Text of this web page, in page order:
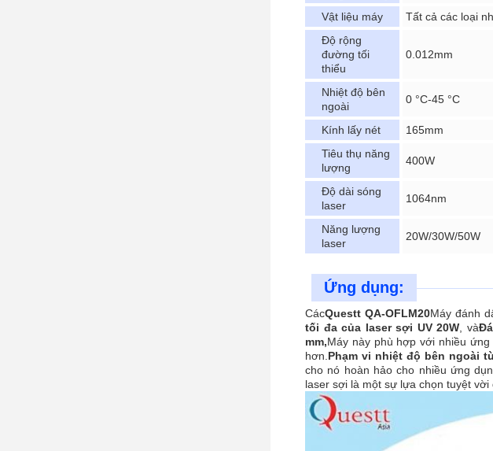
Vật liệu máy
Tất cả các loại
Độ rộng
đường tối
thiểu
0.012mm
Nhiệt độ bên
ngoài
0 °C-45 °C
Kính lấy nét
165mm
Tiêu thụ năng
lượng
400W
Độ dài sóng
laser
1064nm
Năng lượng
laser
20W/30W/50W
Ứng dụng:
CácQuestt QA-OFLM20Máy đánh
tối đa của laser sợi UV 20W , và
mm,Máy này phù hợp với nhiều ứng
hơn. Phạm vi nhiệt độ bên ngoài
cho nó hoàn hảo cho nhiều ứng
laser sợi là một sự lựa chọn tuyệt vời